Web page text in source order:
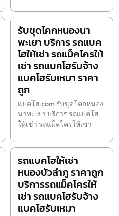
รับขุดโคกหนองนา
พะเยา บริการ รถแบค
โฮให้เช่า รถแม็คโครให้
เช่า รถแบคโฮรับจ้าง
แบคโฮรับเหมา ราคา
ถูก
แบคโฮ.com รับขุดโคกหนอง
นาพะเยา บริการ รถแบคโฮ
ให้เช่า รถแม็คโครให้เช่า
รถแบคโฮให้เช่า
หนองบัวลำภู ราคาถูก
บริการรถแม็คโครให้
เช่า รถแบคโฮรับจ้าง
แบคโฮรับเหมา